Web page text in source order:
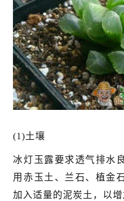
(1)土壤
冰灯玉露要求透气排水
用赤玉土、兰石、植金
加入适量的泥炭土，以